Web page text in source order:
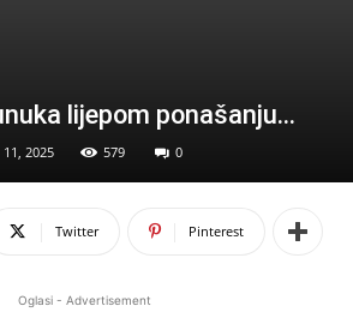
lijepom ponašanju…
2025 579 0
Twitter Pinterest
Oglasi - Advertisement